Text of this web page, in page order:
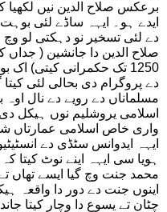
برعکس صلاح الدین نیں لکھیا
ایدے ہو۔ ایہہ ساڈے لئی
دے لئی تسخیر نو دہکتی لو وچ
صلاح الدین دا جانشین ( جداں
1250 تک حکمرانی کیتی)
دے پروگرام دی بحالی لئی
مسلماناں دے رویے دے نال
اسلامی یروشلیم نوں ہیکل
واری خاص اسلامی عمارتاں
ایہہ ایدوانس سٹڈی دے
ہویا سی ایہہ اینے نوٹ کیتا
محمد جنت وچ گیا ایسے تھاں
اینوں جنت دے دور دا واقعہ
چٹان تے یسوع دا وچار کیتا